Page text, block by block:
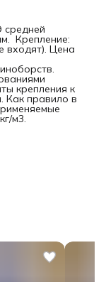
Крепление:
входят). Цена
крепления к
Как правило в
м3.